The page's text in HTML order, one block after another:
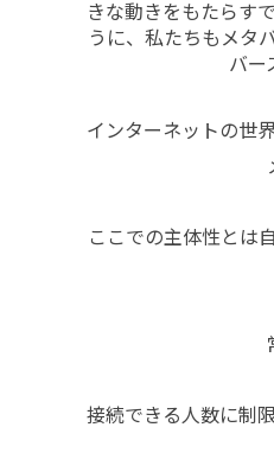
きな動きをもたらす
うに、私たちもメタ
バー
インターネットの世
ここでの主体性とは
接続できる人数に制